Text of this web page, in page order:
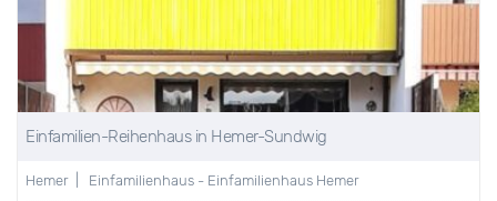
Einfamilien-Reihenhaus in Hemer-Sundwig
Hemer | Einfamilienhaus - Einfamilienhaus Hemer